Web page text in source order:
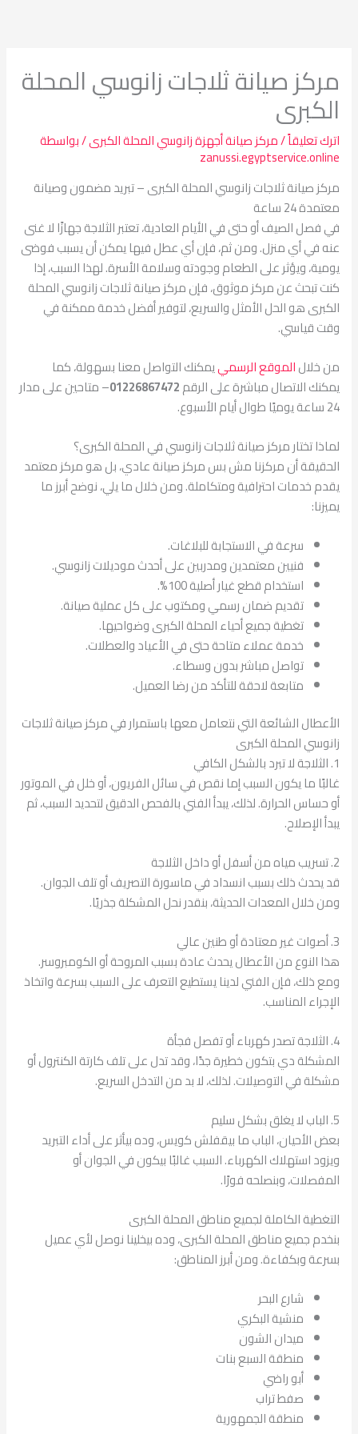
مركز صيانة ثلاجات زانوسي المحلة
الكبرى
اترك تعليقاً/مركز صيانة أجهزة زانوسي المحلة الكبرى/ بواسطة
zanussi.egyptservice.online
مركز صيانة ثلاجات زانوسي المحلة الكبرى – تبريد مضمون وصيانة
معتمدة 24 ساعة
في فصل الصيف أو حتى في الأيام العادية، تعتبر الثلاجة جهازًا لا غنى
عنه في أي منزل. ومن ثم، فإن أي عطل فيها يمكن أن يسبب فوضى
يومية، ويؤثر على الطعام وجودته وسلامة الأسرة. لهذا السبب، إذا
كنت تبحث عن مركز موثوق، فإن مركز صيانة ثلاجات زانوسي المحلة
الكبرى هو الحل الأمثل والسريع، لتوفير أفضل خدمة ممكنة في
وقت قياسي.
من خلالالموقع الرسمييمكنك التواصل معنا بسهولة، كما
يمكنك الاتصال مباشرة على الرقم01226867472– متاحين على مدار
24 ساعة يوميًا طوال أيام الأسبوع.
لماذا تختار مركز صيانة ثلاجات زانوسي في المحلة الكبرى؟
الحقيقة أن مركزنا مش بس مركز صيانة عادي، بل هو مركز معتمد
يقدم خدمات احترافية ومتكاملة. ومن خلال ما يلي، نوضح أبرز ما
يميزنا:
سرعة في الاستجابة للبلاغات.
فنيين معتمدين ومدربين على أحدث موديلات زانوسي.
استخدام قطع غيار أصلية 100%.
تقديم ضمان رسمي ومكتوب على كل عملية صيانة.
تغطية جميع أحياء المحلة الكبرى وضواحيها.
خدمة عملاء متاحة حتى في الأعياد والعطلات.
تواصل مباشر بدون وسطاء.
متابعة لاحقة للتأكد من رضا العميل.
الأعطال الشائعة التي نتعامل معها باستمرار في مركز صيانة ثلاجات
زانوسي المحلة الكبرى
1. الثلاجة لا تبرد بالشكل الكافي
غالبًا ما يكون السبب إما نقص في سائل الفريون، أو خلل في الموتور
أو حساس الحرارة. لذلك، يبدأ الفني بالفحص الدقيق لتحديد السبب، ثم
يبدأ الإصلاح.
2. تسريب مياه من أسفل أو داخل الثلاجة
قد يحدث ذلك بسبب انسداد في ماسورة التصريف أو تلف الجوان.
ومن خلال المعدات الحديثة، بنقدر نحل المشكلة جذريًا.
3. أصوات غير معتادة أو طنين عالي
هذا النوع من الأعطال يحدث عادة بسبب المروحة أو الكومبروسر.
ومع ذلك، فإن الفني لدينا يستطيع التعرف على السبب بسرعة واتخاذ
الإجراء المناسب.
4. الثلاجة تصدر كهرباء أو تفصل فجأة
المشكلة دي بتكون خطيرة جدًا، وقد تدل على تلف كارتة الكنترول أو
مشكلة في التوصيلات. لذلك، لا بد من التدخل السريع.
5. الباب لا يغلق بشكل سليم
بعض الأحيان، الباب ما بيقفلش كويس، وده بيأثر على أداء التبريد
ويزود استهلاك الكهرباء. السبب غالبًا بيكون في الجوان أو
المفصلات، وبنصلحه فورًا.
التغطية الكاملة لجميع مناطق المحلة الكبرى
بنخدم جميع مناطق المحلة الكبرى، وده بيخلينا نوصل لأي عميل
بسرعة وبكفاءة. ومن أبرز المناطق:
شارع البحر
منشية البكري
ميدان الشون
منطقة السبع بنات
أبو راضي
صفط تراب
منطقة الجمهورية